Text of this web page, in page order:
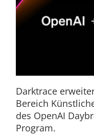
Darktrace
Bereich
des OpenAI
Program.